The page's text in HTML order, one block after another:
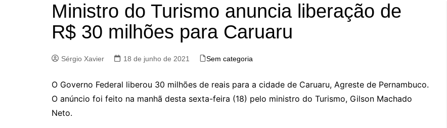
Ministro do Turismo anuncia liberação de
R$ 30 milhões para Caruaru
Sérgio Xavier 18 de junho de 2021 Sem categoria
O Governo Federal liberou 30 milhões de reais para a cidade de Caruaru, Agreste de Pernambuco.
O anúncio foi feito na manhã desta sexta-feira (18) pelo ministro do Turismo, Gilson Machado
Neto.